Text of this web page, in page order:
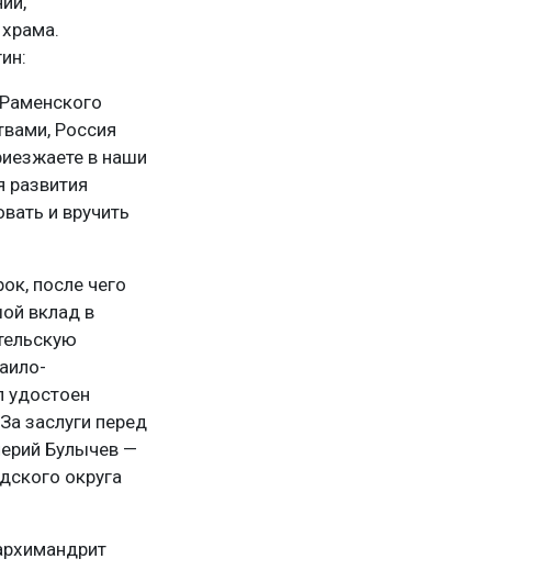
Россия
в наши
и вручить
после чего
вклад в
удостоен
заслуги перед
Булычев —
округа